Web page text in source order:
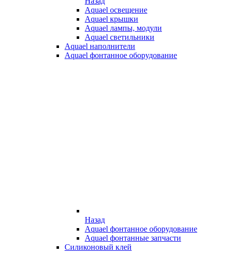
Aquael освещение
Aquael крышки
Aquael лампы, модули
Aquael светильники
Aquael наполнители
Aquael фонтанное оборудование
Назад
Aquael фонтанное оборудование
Aquael фонтанные запчасти
Силиконовый клей